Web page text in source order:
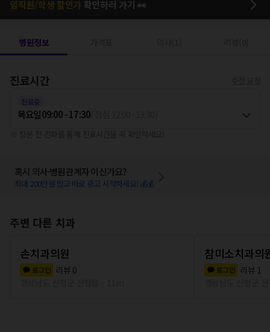
임직원/학생 할인가 확인하러 가기 👀
병원정보
진료시간
진료중
목요일09:00 - 17:30
혹시 의사·병원관계자 이신가요?
최대 200만원 받고 바로 광고 시작하세요! 💰💰
주변 다른 치과
손치과의원
로그인 리뷰 0
참미소치과의
로그인 리뷰 1